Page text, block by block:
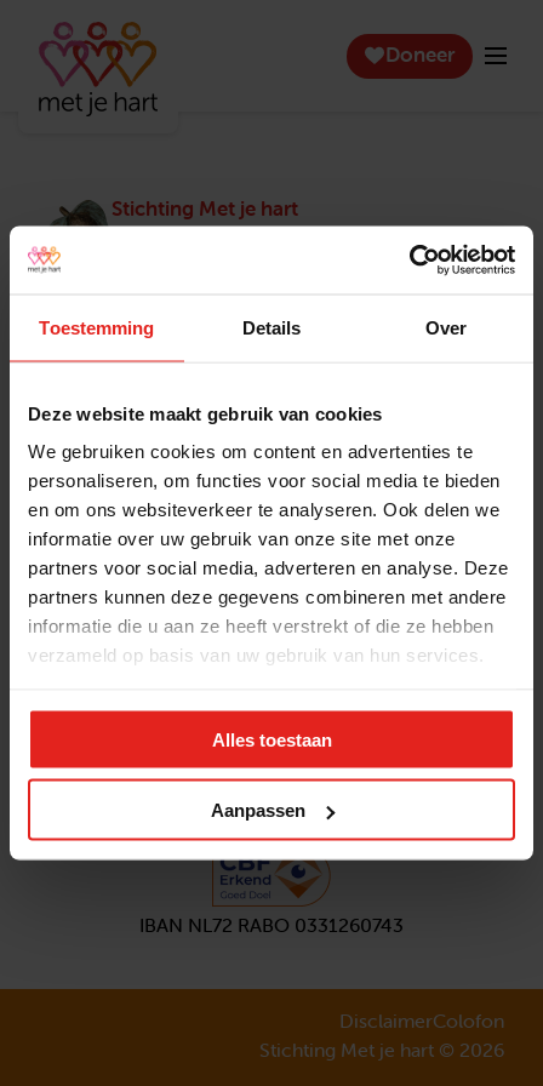
Toestemming Details Over
Deze website maakt gebruik van cookies
We gebruiken cookies om content en advertenties te
personaliseren, om functies voor social media te bieden
en om ons websiteverkeer te analyseren. Ook delen we
informatie over uw gebruik van onze site met onze
partners voor social media, adverteren en analyse. Deze
partners kunnen deze gegevens combineren met andere
informatie die u aan ze heeft verstrekt of die ze hebben
verzameld op basis van uw gebruik van hun services.
Alles toestaan
Aanpassen
Doneer
Stichting Met je hart
Stichting Met je hart laat ouderen die zich
eenzaam voelen weer genieten en inspireert
winnaar van het Appeltje van Oranje.
Actuele vacatures
Pers en media
Jaarverslag 2025
Contact
Klachtenprocedure
Privacyverklaring
Opzeggen
Volg ons
Aanmeldennieuwsbrief
IBAN NL72 RABO 0331260743
DisclaimerColofon
Stichting Met je hart © 2026